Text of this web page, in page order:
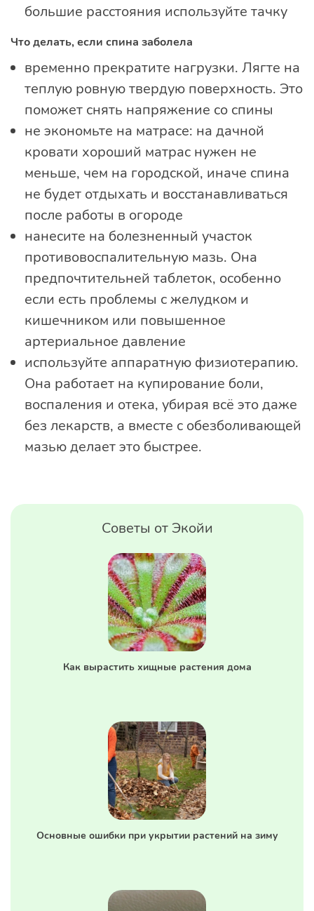
большие расстояния используйте тачку
Что делать, если спина заболела
временно прекратите нагрузки. Лягте на
теплую ровную твердую поверхность. Это
поможет снять напряжение со спины
не экономьте на матрасе: на дачной
кровати хороший матрас нужен не
меньше, чем на городской, иначе спина
не будет отдыхать и восстанавливаться
после работы в огороде
нанесите на болезненный участок
противовоспалительную мазь. Она
предпочтительней таблеток, особенно
если есть проблемы с желудком и
кишечником или повышенное
артериальное давление
используйте аппаратную физиотерапию.
Она работает на купирование боли,
воспаления и отека, убирая всё это даже
без лекарств, а вместе с обезболивающей
мазью делает это быстрее.
Советы от Экойи
Как вырастить хищные растения дома
Основные ошибки при укрытии растений на зиму